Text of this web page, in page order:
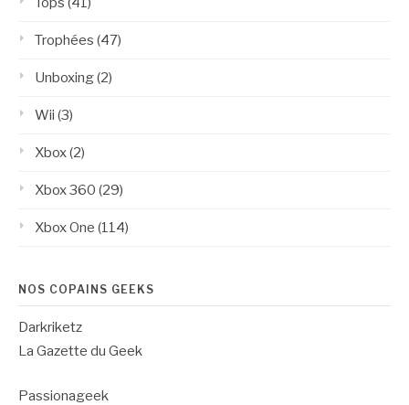
Trophées (47)
Unboxing(2)
Wii (3)
Xbox(2)
Xbox 360 (29)
Xbox One (114)
NOS COPAINS GEEKS
Darkriketz
La Gazette du Geek
Passionageek